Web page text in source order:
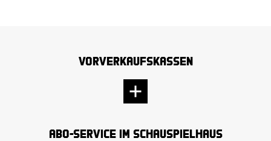
Vorverkaufskassen
Abo-Service im Schauspielhaus